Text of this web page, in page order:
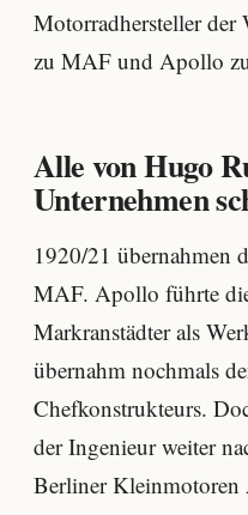
Motorradhersteller
zu MAF und Apollo
Alle von Hugo
Unternehmen
1920/21 übernahmen
MAF. Apollo führte
Markranstädter als
übernahm nochmals
Chefkonstrukteurs.
der Ingenieur weiter
Berliner Kleinmotoren